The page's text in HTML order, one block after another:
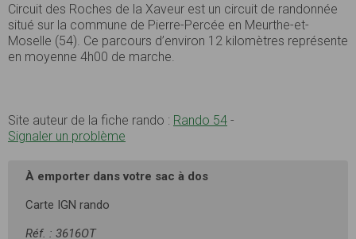
Circuit des Roches de la Xaveur est un circuit de randonnée
situé sur la commune de Pierre-Percée en Meurthe-et-
Moselle (54). Ce parcours d’environ 12 kilomètres représente
en moyenne 4h00 de marche.
Site auteur de la fiche rando : Rando 54 -
Signaler un problème
À emporter dans votre sac à dos
Carte IGN rando
Réf. : 3616OT